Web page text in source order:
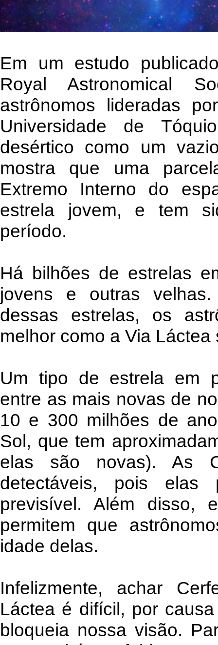
Em um estudo
Royal Astronomical
astrônomos lideradas
Universidade de
desértico como um
mostra que uma
Extremo Interno do
estrela jovem, e tem
período.
Há bilhões de estrelas
jovens e outras
dessas estrelas, os
melhor como a Via
Um tipo de estrela em
entre as mais novas de
10 e 300 milhões de
Sol, que tem
elas são novas). As
detectáveis, pois
previsível. Além disso,
permitem que
idade delas.
Infelizmente, achar
Láctea é difícil, por
bloqueia nossa visão.